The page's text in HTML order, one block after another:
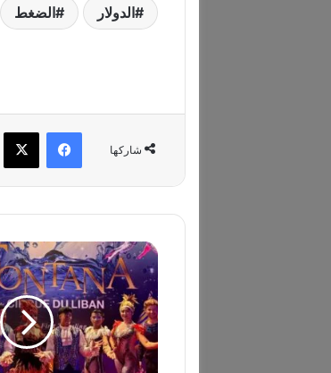
الدولار الضغط
شاركها
فيسبوك ‫X
C
q
u
e